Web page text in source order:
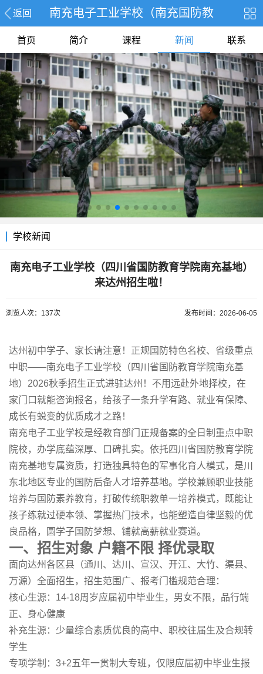
返回 南充电子工业学校（南充国防教
首页 简介 课程 新闻 联系
学校新闻
南充电子工业学校（四川省国防教育学院南充基地）
来达州招生啦！
浏览人次：137次 发布时间：2026-06-05
达州初中学子、家长请注意！正规国防特色名校、省级重点
中职——南充电子工业学校（四川省国防教育学院南充基
地）2026秋季招生正式进驻达州！不用远赴外地择校，在
家门口就能咨询报名，给孩子一条升学有路、就业有保障、
成长有蜕变的优质成才之路！
南充电子工业学校是经教育部门正规备案的全日制重点中职
院校，办学底蕴深厚、口碑扎实。依托四川省国防教育学院
南充基地专属资质，打造独具特色的军事化育人模式，是川
东北地区专业的国防后备人才培养基地。学校兼顾职业技能
培养与国防素养教育，打破传统职教单一培养模式，既能让
孩子练就过硬本领、掌握热门技术，也能塑造自律坚毅的优
良品格，圆学子国防梦想、铺就高薪就业赛道。
一、招生对象 户籍不限 择优录取
面向达州各区县（通川、达川、宣汉、开江、大竹、渠县、
万源）全面招生，招生范围广、报考门槛规范合理：
核心生源：14-18周岁应届初中毕业生，男女不限，品行端
正、身心健康
补充生源：少量综合素质优良的高中、职校往届生及合规转
学生
专项学制：3+2五年一贯制大专班，仅限应届初中毕业生报